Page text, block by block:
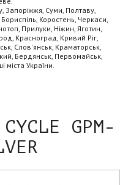
Запоріжжя, Суми, Полтаву,
Коростень, Черкаси,
Прилуки, Ніжин, Яготин,
Красноград, Кривий Ріг,
Слов'янськ, Краматорськ,
Бердянськ, Первомайськ,
міста України.
GPM-